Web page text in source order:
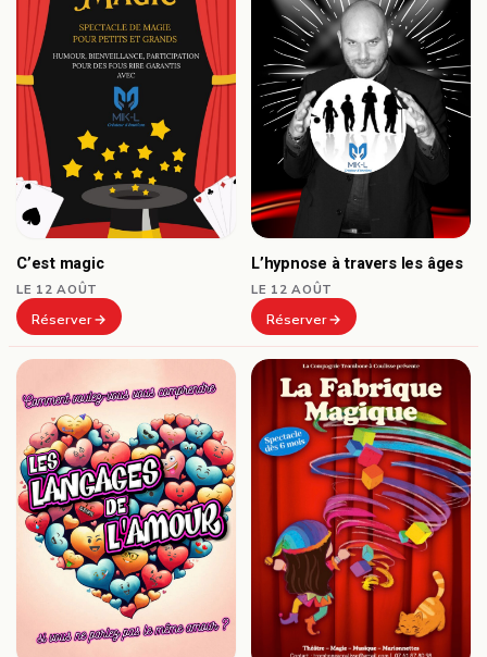
C’est magic
LE 12 AOÛT
Réserver
L’hypnose à travers les âges
LE 12 AOÛT
Réserver